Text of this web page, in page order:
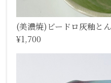
(美濃焼)ビードロ灰釉と
¥1,700